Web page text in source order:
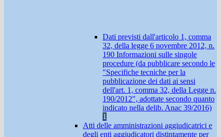
Dati previsti dall'articolo 1, comma
32, della legge 6 novembre 2012, n.
190 Informazioni sulle singole
procedure (da pubblicare secondo le
"Specifiche tecniche per la
pubblicazione dei dati ai sensi
dell'art. 1, comma 32, della Legge n.
190/2012", adottate secondo quanto
indicato nella delib. Anac 39/2016)
1
Atti delle amministrazioni aggiudicatrici e
degli enti aggiudicatori distintamente per